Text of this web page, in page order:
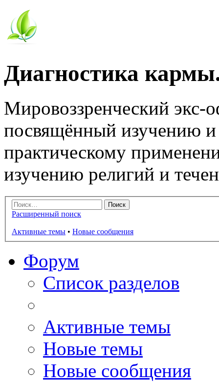
Диагностика
Мировоззренческий
посвящённый изучению
практическому
изучению религий и
Расширенный поиск
Активные темы • Новые сообщения
Форум
Список разделов
Активные темы
Новые темы
Новые сообщения